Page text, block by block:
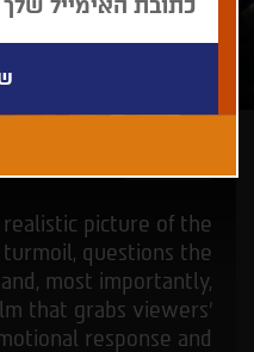
realistic picture of the
questions the
most importantly,
that grabs viewers’
response and